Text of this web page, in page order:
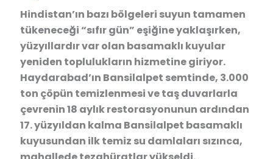
Hindistan’ın bazı bölgeleri suyun tamamen
tükeneceği “sıfır gün” eşiğine yaklaşırken,
yüzyıllardır var olan basamaklı kuyular
yeniden toplulukların hizmetine giriyor.
Haydarabad’ın Bansilalpet semtinde, 3.000
ton çöpün temizlenmesi ve taş duvarlarla
çevrenin 18 aylık restorasyonunun ardından
17. yüzyıldan kalma Bansilalpet basamaklı
kuyusundan ilk temiz su damlaları sızınca,